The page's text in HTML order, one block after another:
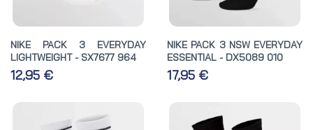
NIKE PACK 3 EVERYDAY
LIGHTWEIGHT - SX7677 964
12,95 €
NIKE PACK 3 NSW EVERYDAY
ESSENTIAL - DX5089 010
17,95 €